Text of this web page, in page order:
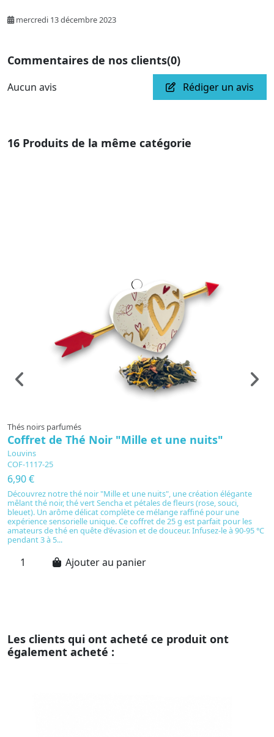
mercredi 13 décembre 2023
Commentaires de nos clients(0)
Aucun avis Rédiger un avis
16 Produits de la même catégorie
Thés noirs parfumés
Coffret de Thé Noir "Mille et une nuits"
Louvins
COF-1117-25
6,90 €
Découvrez notre thé noir "Mille et une nuits", une création élégante
mêlant thé noir, thé vert Sencha et pétales de fleurs (rose, souci,
bleuet). Un arôme délicat complète ce mélange raffiné pour une
expérience sensorielle unique. Ce coffret de 25 g est parfait pour les
amateurs de thé en quête d’évasion et de douceur. Infusez-le à 90-95 °C
pendant 3 à 5...
Ajouter au panier
Les clients qui ont acheté ce produit ont
également acheté :